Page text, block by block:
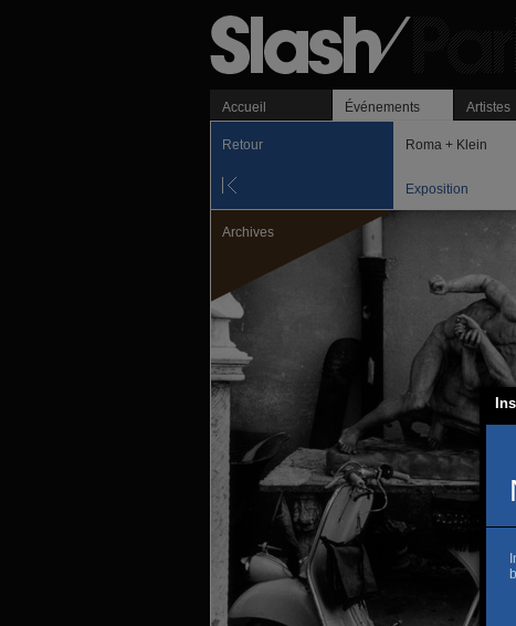
Accueil Événements Artistes
Retour Roma + Klein
Exposition
Archives